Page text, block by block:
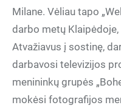
Milane. Vėliau tapo
darbo metų
Atvažiavus į sostinę,
darbavosi televizijos
menininkų grupės
mokėsi fotografijos